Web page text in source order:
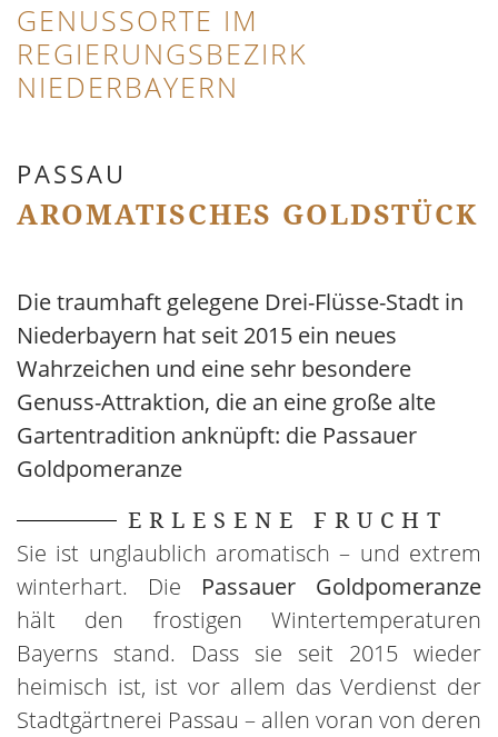
GENUSSORTE IM
REGIERUNGSBEZIRK
NIEDERBAYERN
PASSAU
AROMATISCHES GOLDSTÜCK
Die traumhaft gelegene Drei-Flüsse-Stadt in
Niederbayern hat seit 2015 ein neues
Wahrzeichen und eine sehr besondere
Genuss-Attraktion, die an eine große alte
Gartentradition anknüpft: die Passauer
Goldpomeranze
ERLESENE FRUCHT
Sie ist unglaublich aromatisch – und extrem
winterhart. Die
Passauer Goldpomeranze
hält den frostigen Wintertemperaturen
Bayerns stand. Dass sie seit 2015 wieder
heimisch ist, ist vor allem das Verdienst der
Stadtgärtnerei Passau – allen voran von deren